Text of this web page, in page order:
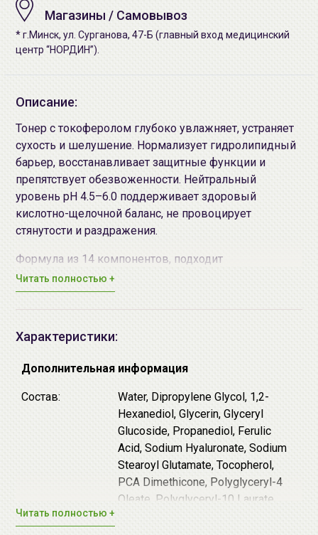
Магазины / Самовывоз
* г.Минск, ул. Сурганова, 47-Б (главный вход медицинский
центр “НОРДИН”).
Описание:
Тонер с токоферолом глубоко увлажняет, устраняет
сухость и шелушение. Нормализует гидролипидный
барьер, восстанавливает защитные функции и
препятствует обезвоженности. Нейтральный
уровень pH 4.5–6.0 поддерживает здоровый
кислотно-щелочной баланс, не провоцирует
стянутости и раздражения.
Формула из 14 компонентов, подходит
чувствительной коже и снижает вероятность
раздражений.
Глицерил глюкозид (Glyceryl Glucoside) -
производное глицерина и глюкозы. Улучшает
работу аквапоринов - белков, создающих
каналы, которые позволяют коже поглощать
Токоферол (витамин Е) - запускает регенерацию,
повышает тонус тканей, сокращает глубину
морщин и заломов, вызванных
обезвоженностью, выравнивает тон лица и
Читать полностью +
Характеристики:
Дополнительная информация
Состав:
Water, Dipropylene Glycol, 1,2-
Hexanediol, Glycerin, Glyceryl
Glucoside, Propanediol, Ferulic
Acid, Sodium Hyaluronate, Sodium
Stearoyl Glutamate, Tocopherol,
PCA Dimethicone, Polyglyceryl-4
Oleate, Polyglyceryl-10 Laurate,
Читать полностью +